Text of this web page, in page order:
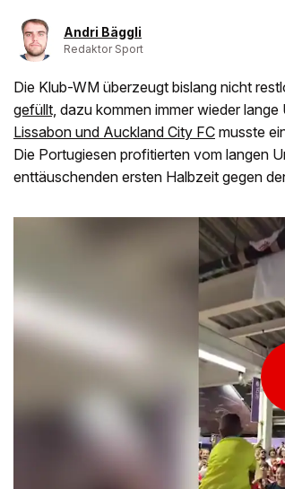
Andri Bäggli
Redaktor Sport
Die Klub-WM überzeugt bislang nicht
gefüllt, dazu kommen immer wieder
Lissabon und Auckland City FC musste
Die Portugiesen profitierten vom langen
enttäuschenden ersten Halbzeit gegen